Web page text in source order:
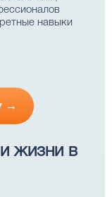
навыки
→
жизни в